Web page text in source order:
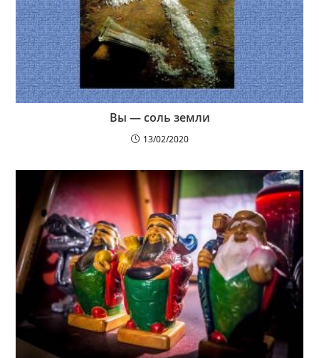
Вы — соль земли
13/02/2020